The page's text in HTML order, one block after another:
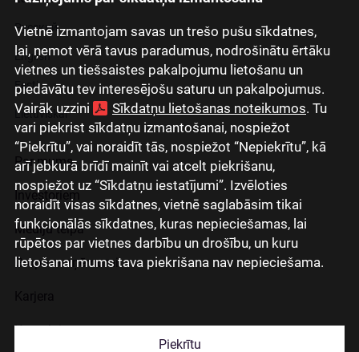
Vietnē izmantojam savas un trešo pušu sīkdatnes,
lai, ņemot vērā tavus paradumus, nodrošinātu ērtāku
vietnes un tiešsaistes pakalpojumu lietošanu un
piedāvātu tev interesējošu saturu un pakalpojumus.
Vairāk uzzini
Sīkdatņu lietošanas noteikumos. Tu
vari piekrist sīkdatņu izmantošanai, nospiežot
“Piekrītu”, vai noraidīt tās, nospiežot “Nepiekrītu”, kā
arī jebkurā brīdī mainīt vai atcelt piekrišanu,
nospiežot uz “Sīkdatņu iestatījumi”. Izvēloties
noraidīt visas sīkdatnes, vietnē saglabāsim tikai
funkcionālās sīkdatnes, kuras nepieciešamas, lai
rūpētos par vietnes darbību un drošību, un kuru
lietošanai mums tava piekrišana nav nepieciešama.
Piekrītu
Русский
English
Eesti
Lietuviškai
Par mums
Investoriem
Mediju telpa
Grupas uzņēmumi
Kontakti